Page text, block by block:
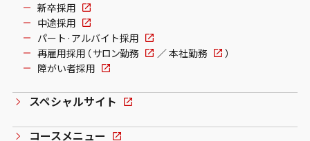
新卒採用
中途採用
パート·アルバイト採用
再雇用採用（ サロン勤務 ／本社勤務
）
障がい者採用
スペシャルサイト
コースメニュー